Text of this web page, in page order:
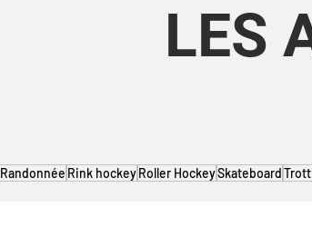
LES
Randonnée Rink hockeyRoller HockeySkateboard